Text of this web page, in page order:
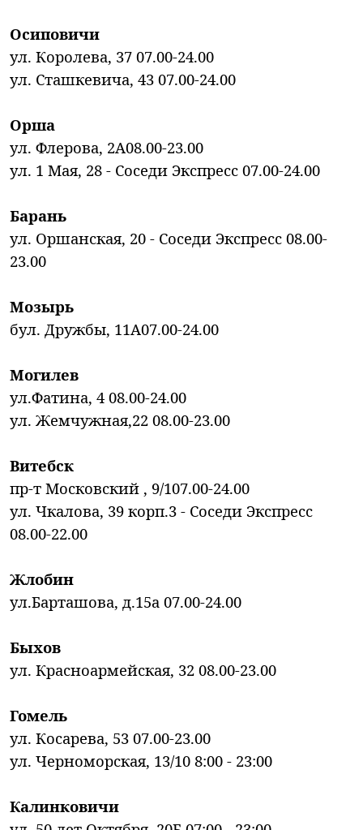
Осиповичи
ул. Королева, 37 07.00-24.00
ул. Сташкевича, 43 07.00-24.00
Орша
ул. Флерова, 2A08.00-23.00
ул. 1 Мая, 28 - Соседи Экспресс 07.00-24.00
Барань
ул. Оршанская, 20 - Соседи Экспресс 08.00-
23.00
Мозырь
бул. Дружбы, 11А07.00-24.00
Могилев
ул.Фатина, 4 08.00-24.00
ул. Жемчужная,22 08.00-23.00
Витебск
пр-т Московский , 9/107.00-24.00
ул. Чкалова, 39 корп.3 - Соседи Экспресс
08.00-22.00
Жлобин
ул.Барташова, д.15а 07.00-24.00
Быхов
ул. Красноармейская, 32 08.00-23.00
Гомель
ул. Косарева, 53 07.00-23.00
ул. Черноморская, 13/10 8:00 - 23:00
Калинковичи